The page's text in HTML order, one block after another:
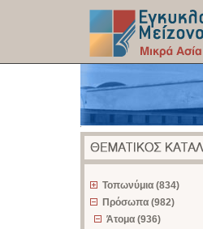
Τοπωνύμια (834)
Πρόσωπα (982)
Άτομα (936)